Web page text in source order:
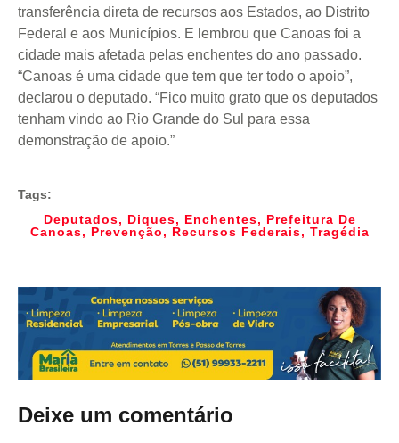
transferência direta de recursos aos Estados, ao Distrito
Federal e aos Municípios. E lembrou que Canoas foi a
cidade mais afetada pelas enchentes do ano passado.
“Canoas é uma cidade que tem que ter todo o apoio”,
declarou o deputado. “Fico muito grato que os deputados
tenham vindo ao Rio Grande do Sul para essa
demonstração de apoio.”
Tags:
Deputados, Diques, Enchentes, Prefeitura De
Canoas, Prevenção, Recursos Federais, Tragédia
Deixe um comentário